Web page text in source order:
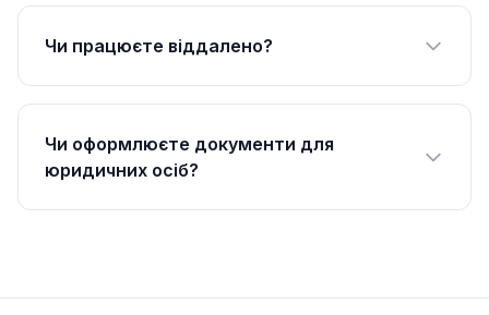
Чи працюєте віддалено?
Чи оформлюєте документи для
юридичних осіб?